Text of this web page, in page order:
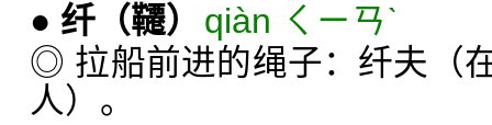
● 纤 （韆）
qiàn ㄑㄧㄢˋ
◎ 拉船前进的绳子：纤夫（
人）。